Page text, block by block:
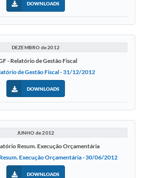
DOWNLOADS
DEZEMBRO de 2012
- Relatório de Gestão Fiscal
de Gestão Fiscal - 31/12/2012
DOWNLOADS
JUNHO de 2012
Resum. Execução Orçamentária
Execução Orçamentária - 30/06/2012
DOWNLOADS